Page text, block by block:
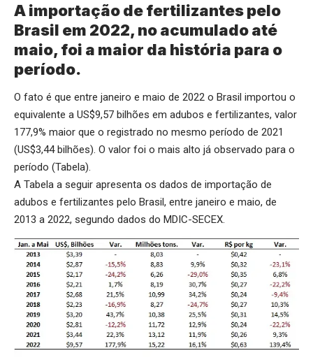
A importação de fertilizantes pelo
Brasil em 2022, no acumulado até
maio, foi a maior da história para o
período.
O fato é que entre janeiro e maio de 2022 o Brasil importou o
equivalente a US$9,57 bilhões em adubos e fertilizantes, valor
177,9% maior que o registrado no mesmo período de 2021
(US$3,44 bilhões). O valor foi o mais alto já observado para o
período (Tabela).
A Tabela a seguir apresenta os dados de importação de
adubos e fertilizantes pelo Brasil, entre janeiro e maio, de
2013 a 2022, segundo dados do MDIC-SECEX.